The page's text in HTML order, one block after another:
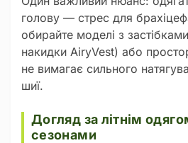
голову — стрес для
обирайте моделі з
накидки AiryVest) або
не вимагає сильного
шиї.
Догляд за літнім
сезонами